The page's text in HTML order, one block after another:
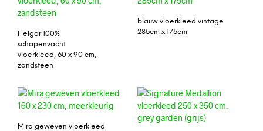
Helgar 100%
schapenvacht
vloerkleed, 60 x 90 cm,
zandsteen
blauw vloerkleed vintage
285cm x 175cm
Mira geweven vloerkleed